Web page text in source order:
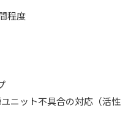
程度
ニット不具合の対応（活性